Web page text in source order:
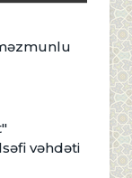
məzmunlu
vəhdəti